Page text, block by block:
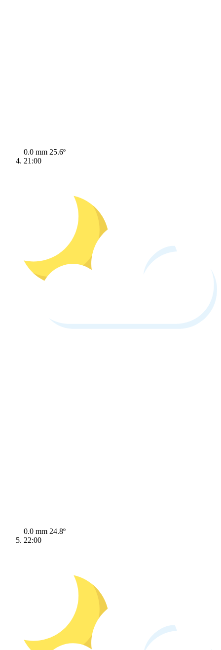
0.0 mm 25.6º
21:00
0.0 mm 24.8º
22:00